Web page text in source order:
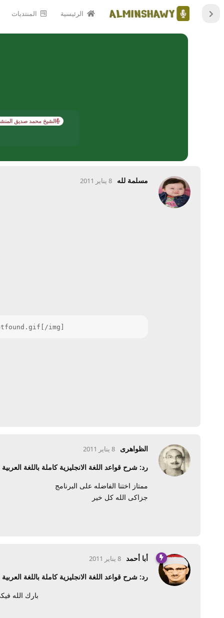
الرئيسية المنتديات
الشيخ محمد صديق
مسلمة لله 8 يناير 2011
img]
الظواهرى 8 يناير 2011
رد: شرح قواعد اللغة الانجليزية كاملة باللغة العربية
ممتاز اختنا الفاضله على البرنامج
جزاكى الله كل خير
أبا أحمد 8 يناير 2011
رد: شرح قواعد اللغة الانجليزية كاملة باللغة العربية
بارك الله